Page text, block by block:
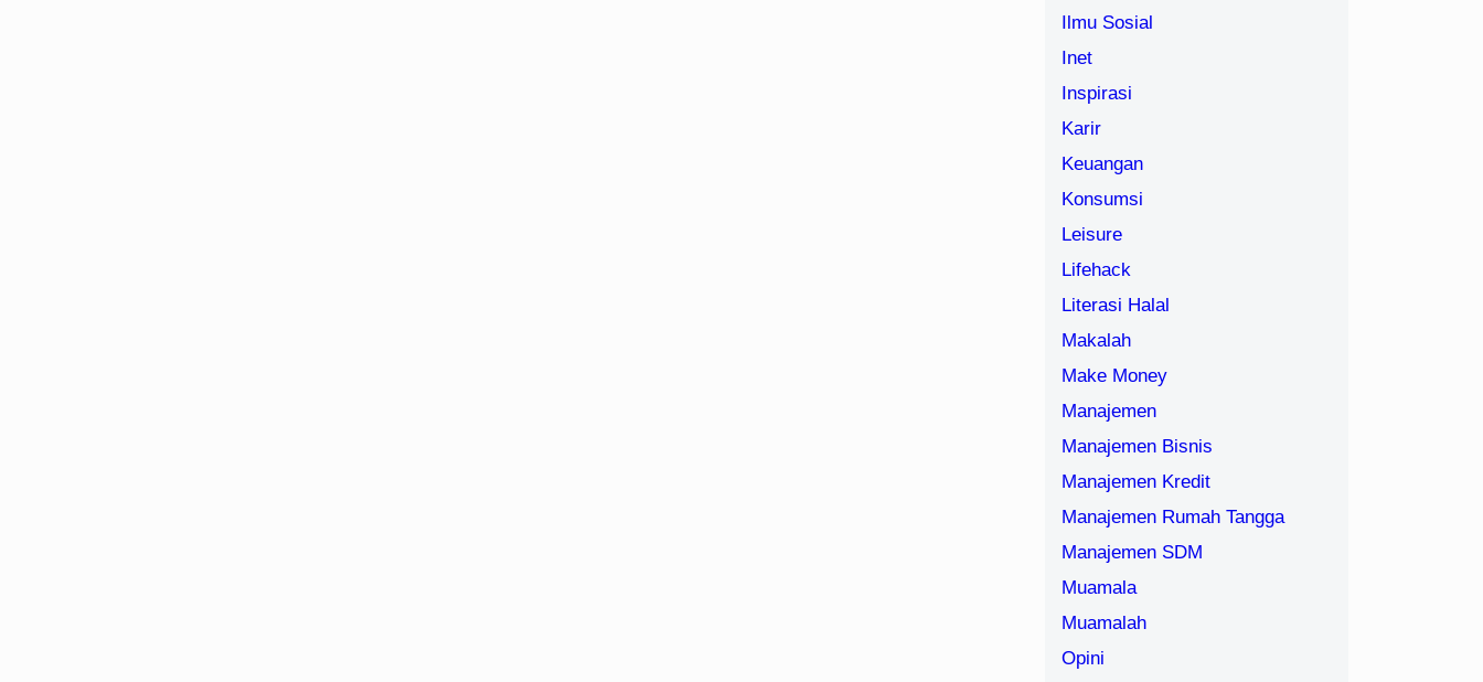
Ilmu Sosial
Inet
Inspirasi
Karir
Keuangan
Konsumsi
Leisure
Lifehack
Literasi Halal
Makalah
Make Money
Manajemen
Manajemen Bisnis
Manajemen Kredit
Manajemen Rumah Tangga
Manajemen SDM
Muamala
Muamalah
Opini